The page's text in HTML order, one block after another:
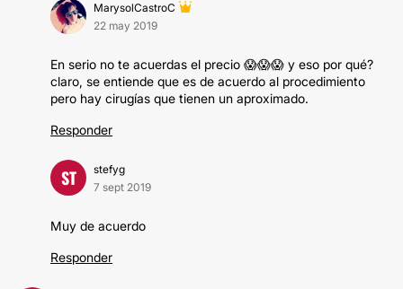
MarysolCastroC
22 may 2019
En serio no te acuerdas el precio 😱😱😱 y eso por qué?
claro, se entiende que es de acuerdo al procedimiento
pero hay cirugías que tienen un aproximado.
Responder
ST
stefyg
7 sept 2019
Muy de acuerdo
Responder